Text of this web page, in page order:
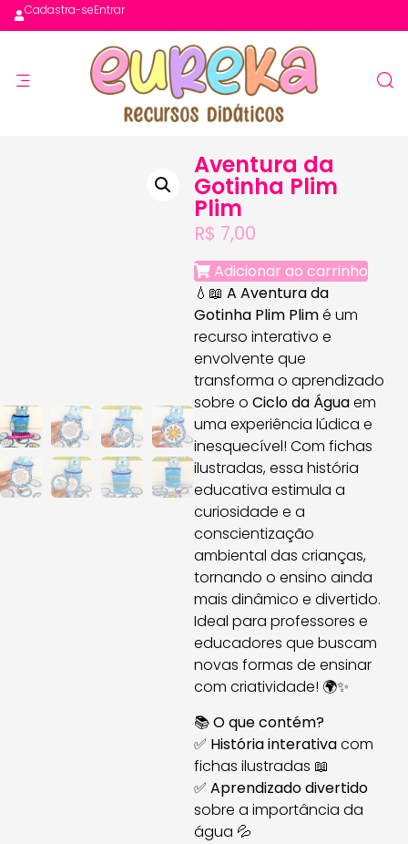
Cadastra-seEntrar
Aventura da
Gotinha Plim
Plim
R$ 7,00
Adicionar ao carrinho
💧📖 A Aventura da
Gotinha Plim Plimé um
recurso interativo e
envolvente que
transforma o aprendizado
sobre o Ciclo da Águaem
uma experiência lúdica e
inesquecível! Com fichas
ilustradas, essa história
educativa estimula a
curiosidade e a
conscientização
ambiental das crianças,
tornando o ensino ainda
mais dinâmico e divertido.
Ideal para professores e
educadores que buscam
novas formas de ensinar
com criatividade! 🌍✨
📚O que contém?
✅ História interativacom
fichas ilustradas 📖
✅ Aprendizado divertido
sobre a importância da
água 💦